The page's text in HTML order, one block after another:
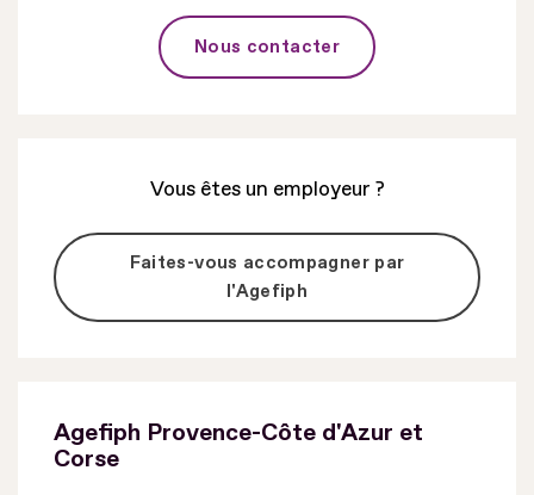
Nous contacter
Vous êtes un employeur ?
Faites-vous accompagner par
l'Agefiph
Agefiph Provence-Côte d'Azur et
Corse